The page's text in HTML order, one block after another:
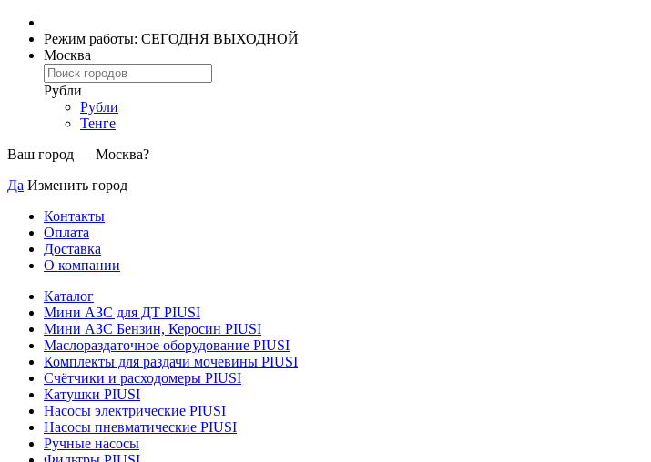
Режим работы: СЕГОДНЯ ВЫХОДНОЙ
Москва
Рубли
Рубли
Тенге
Ваш город — Москва?
Да Изменить город
Контакты
Оплата
Доставка
О компании
Каталог
Мини АЗС для ДТ PIUSI
Мини АЗС Бензин, Керосин PIUSI
Маслораздаточное оборудование PIUSI
Комплекты для раздачи мочевины PIUSI
Счётчики и расходомеры PIUSI
Катушки PIUSI
Насосы электрические PIUSI
Насосы пневматические PIUSI
Ручные насосы